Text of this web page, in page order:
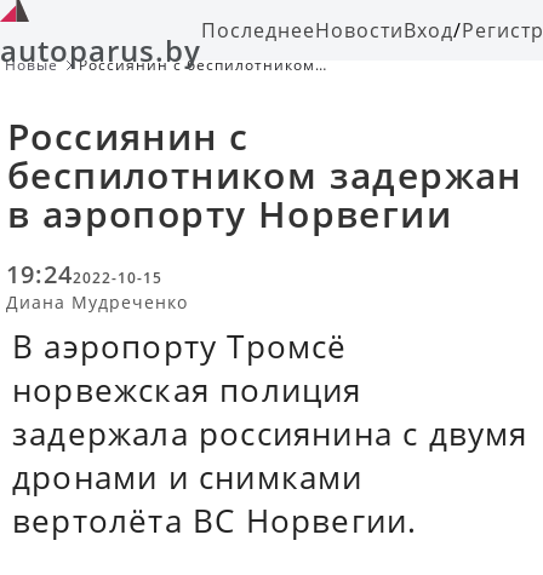
autoparus.byПоследнееНовостиВход/
Новые
Россиянин с беспилотником
Россиянин с
беспилотником задержан
в аэропорту Норвегии
19:242022-10-15
Диана Мудреченко
В аэропорту Тромсё
норвежская полиция
задержала россиянина с двумя
дронами и снимками
вертолёта ВС Норвегии.